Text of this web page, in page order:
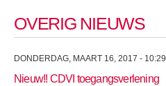
OVERIG NIEUWS
DONDERDAG, MAART 16, 2017 - 10:29
Nieuw!! CDVI toegangsverlening